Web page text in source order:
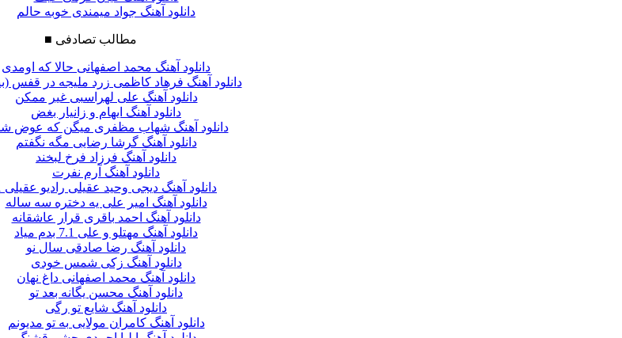
دانلود آهنگ جواد میمندی خوبه حالم
■ مطالب تصادفی
دانلود آهنگ محمد اصفهانی حالا که اومدی
دانلود آهنگ فرهاد کاظمی زرد ملیجه در قفس
دانلود آهنگ علی لهراسبی غیر ممکن
دانلود آهنگ ایهام و زانیار بغض
دانلود آهنگ شهاب مظفری میگن که عوض
دانلود آهنگ گرشا رضایی مگه نگفتم
دانلود آهنگ فرزاد فرخ لبخند
دانلود آهنگ آرم نفرت
دانلود آهنگ دیجی وحید عقیلی رادیو عقیلی 1
دانلود آهنگ امیر علی یه دختره سه ساله
دانلود آهنگ احمد باقری قرار عاشقانه
دانلود آهنگ مهتلو و علی 7.1 بدم میاد
دانلود آهنگ رضا صادقی سال نو
دانلود آهنگ زکی شمس خودی
دانلود آهنگ محمد اصفهانی داغ نهان
دانلود آهنگ محسن یگانه بعد تو
دانلود آهنگ شایع تو رگی
دانلود آهنگ کامران مولایی به تو مدیونم